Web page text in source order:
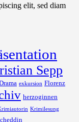
elit, sed diam
Sepp
exkursion Florenz
herzoginnen
Krimilesung